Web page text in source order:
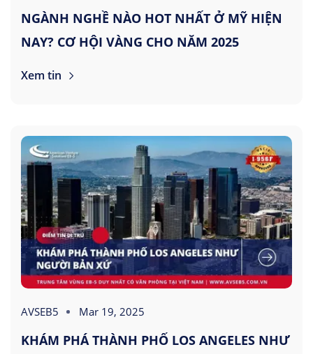
NGÀNH NGHỀ NÀO HOT NHẤT Ở MỸ HIỆN
NAY? CƠ HỘI VÀNG CHO NĂM 2025
Xem tin
AVSEB5 Mar 19, 2025
KHÁM PHÁ THÀNH PHỐ LOS ANGELES NHƯ